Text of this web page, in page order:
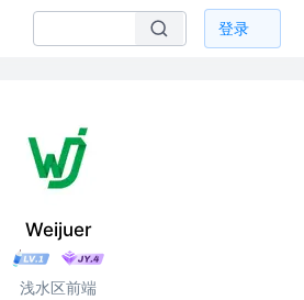
登录
Weijuer
浅水区前端